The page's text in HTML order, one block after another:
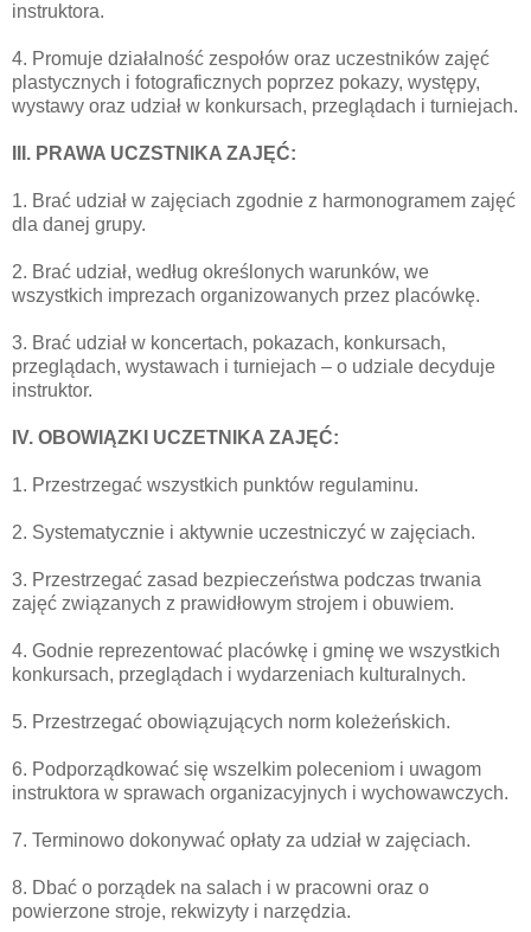
instruktora.
4. Promuje działalność zespołów oraz uczestników zajęć
plastycznych i fotograficznych poprzez pokazy, występy,
wystawy oraz udział w konkursach, przeglądach i turniejach.
III. PRAWA UCZSTNIKA ZAJĘĆ:
1. Brać udział w zajęciach zgodnie z harmonogramem zajęć
dla danej grupy.
2. Brać udział, według określonych warunków, we
wszystkich imprezach organizowanych przez placówkę.
3. Brać udział w koncertach, pokazach, konkursach,
przeglądach, wystawach i turniejach – o udziale decyduje
instruktor.
IV. OBOWIĄZKI UCZETNIKA ZAJĘĆ:
1. Przestrzegać wszystkich punktów regulaminu.
2. Systematycznie i aktywnie uczestniczyć w zajęciach.
3. Przestrzegać zasad bezpieczeństwa podczas trwania
zajęć związanych z prawidłowym strojem i obuwiem.
4. Godnie reprezentować placówkę i gminę we wszystkich
konkursach, przeglądach i wydarzeniach kulturalnych.
5. Przestrzegać obowiązujących norm koleżeńskich.
6. Podporządkować się wszelkim poleceniom i uwagom
instruktora w sprawach organizacyjnych i wychowawczych.
7. Terminowo dokonywać opłaty za udział w zajęciach.
8. Dbać o porządek na salach i w pracowni oraz o
powierzone stroje, rekwizyty i narzędzia.